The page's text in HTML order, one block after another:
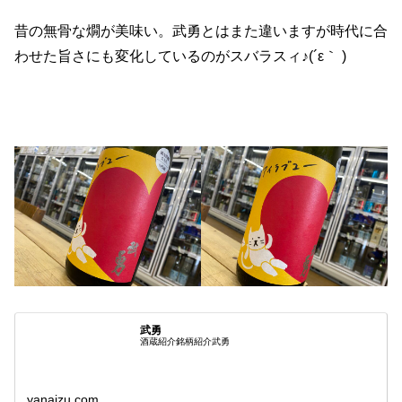
昔の無骨な燗が美味い。武勇とはまた違いますが時代に合
わせた旨さにも変化しているのがスバラスィ♪(´ε｀ )
武勇
酒蔵紹介銘柄紹介武勇
yanaizu.com